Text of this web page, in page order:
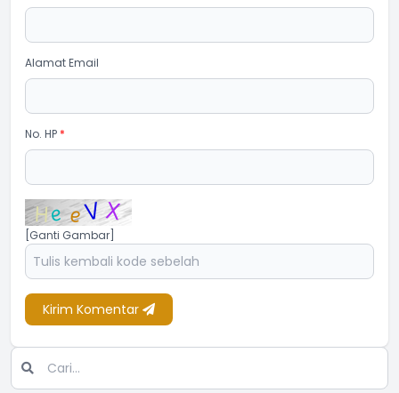
Alamat Email
No. HP *
[Ganti Gambar]
Kirim Komentar